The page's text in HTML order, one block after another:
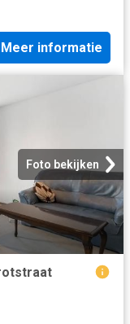
Meer informatie
Foto bekijken